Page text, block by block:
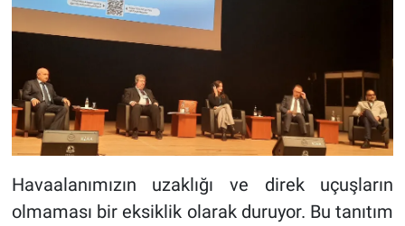
Havaalanımızın uzaklığı ve direk uçuşların
olmaması bir eksiklik olarak duruyor. Bu tanıtım